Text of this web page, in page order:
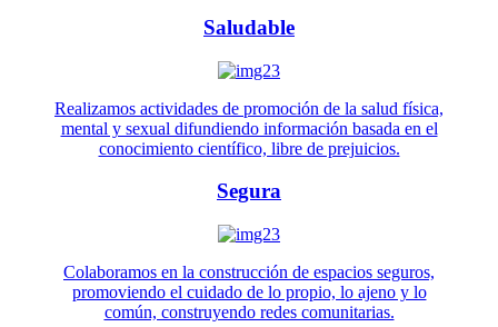
Saludable
Realizamos actividades de promoción de la salud física,
mental y sexual difundiendo información basada en el
conocimiento científico, libre de prejuicios.
Segura
Colaboramos en la construcción de espacios seguros,
promoviendo el cuidado de lo propio, lo ajeno y lo
común, construyendo redes comunitarias.